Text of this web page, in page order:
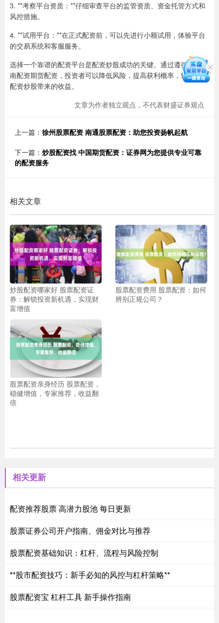
3. **考察平台资质：**仔细审查平台的监管资质、资金托管方式和
风控措施。
4. **试用平台：**在正式配资前，可以先进行小额试用，体验平台
的交易系统和客服服务。
选择一个靠谱的配资平台是配资炒股成功的关键。通过遵循上述指
南配资期货配资，投资者可以降低风险，提高获利概率，轻松享受
配资炒股带来的收益。
文章为作者独立观点，不代表财盛证券观点
上一篇： 徐州股票配资 南通股票配资：助您投资扬帆起航
下一篇： 炒股配资找 中国期货配资：证券网为您提供专业可靠
的配资服务
相关文章
炒股配资哪家好 股票配资证
券：解锁投资新机遇，实现财
富增值
股票配资费用 股票配资：如何
辨别正规公司？
股票配资亲身经历 股票配资，
稳健增值，专家推荐，收益翻
倍
相关更新
配资推荐股票 高潜力股池 每日更新
股票证券公司开户指南、佣金对比与推荐
股票配资基础知识：杠杆、流程与风险控制
**股市配资技巧：新手必知的风控与杠杆策略**
股票配资宝 杠杆工具 新手操作指南